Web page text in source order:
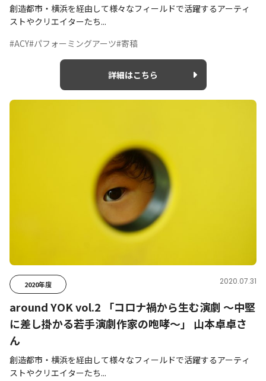
創造都市・横浜を経由して様々なフィールドで活躍するアーティ
ストやクリエイターたち...
#ACY#パフォーミングアーツ#寄稿
詳細はこちら
2020年度 2020.07.31
around YOK vol.2 「コロナ禍から生む演劇 〜中堅
に差し掛かる若手演劇作家の咆哮〜」 山本卓卓さ
ん
創造都市・横浜を経由して様々なフィールドで活躍するアーティ
ストやクリエイターたち...